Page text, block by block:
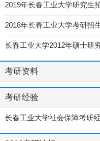
2019年长春工业大学研究生
知
2018年长春工业大学考研招
长春工业大学2012年硕士研
考研资料
考研经验
长春工业大学社会保障考研